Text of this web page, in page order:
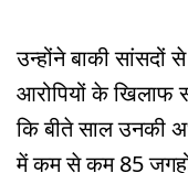
उन्होंने बाकी
आरोपियों के खिलाफ
कि बीते साल उनकी
में कम से कम 85